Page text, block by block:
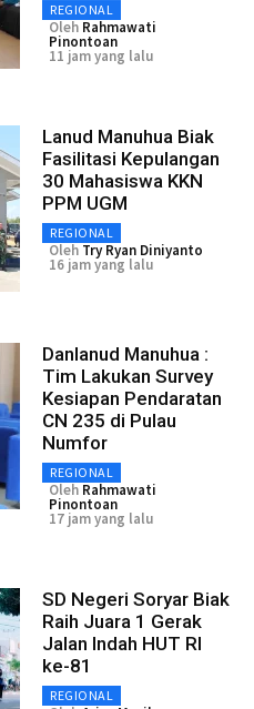
REGIONAL
Oleh Rahmawati
Pinontoan
11 jam yang lalu
Lanud Manuhua Biak
Fasilitasi Kepulangan
30 Mahasiswa KKN
PPM UGM
REGIONAL
Oleh Try Ryan Diniyanto
16 jam yang lalu
Danlanud Manuhua :
Tim Lakukan Survey
Kesiapan Pendaratan
CN 235 di Pulau
Numfor
REGIONAL
Oleh Rahmawati
Pinontoan
17 jam yang lalu
SD Negeri Soryar Biak
Raih Juara 1 Gerak
Jalan Indah HUT RI
ke-81
REGIONAL